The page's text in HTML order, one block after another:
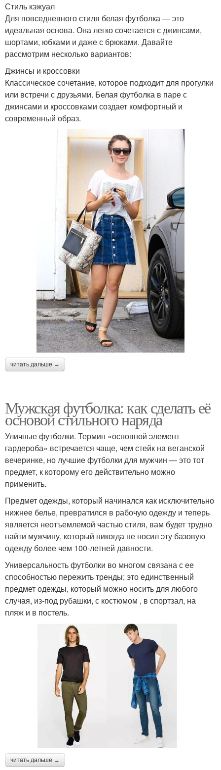
Футболки для женщины Футболка на женщине
Футболка под разные
случаи
женственного вида
Футболка для
Стиль кэжуал
Для повседневного стиля белая футболка — это
идеальная основа. Она легко сочетается с джинсами,
шортами, юбками и даже с брюками. Давайте
рассмотрим несколько вариантов:
Джинсы и кроссовки
Классическое сочетание, которое подходит для прогулки
или встречи с друзьями. Белая футболка в паре с
джинсами и кроссовками создает комфортный и
современный образ.
читать дальше →
Мужская футболка: как сделать её
основой стильного наряда
Уличные футболки. Термин «основной элемент
гардероба» встречается чаще, чем стейк на веганской
вечеринке, но лучшие футболки для мужчин — это тот
предмет, к которому его действительно можно
применить.
Предмет одежды, который начинался как исключительно
нижнее белье, превратился в рабочую одежду и теперь
является неотъемлемой частью стиля, вам будет трудно
найти мужчину, который никогда не носил эту базовую
одежду более чем 100-летней давности.
Универсальность футболки во многом связана с ее
способностью пережить тренды; это единственный
предмет одежды, который можно носить для любого
случая, из-под рубашки, с костюмом , в спортзал, на
пляж и в постель.
читать дальше →